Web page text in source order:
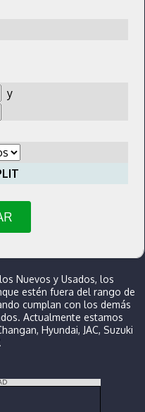
y
Nuevos y Usados, los
estén fuera del rango de
cumplan con los demás
Actualmente estamos
Hyundai, JAC, Suzuki